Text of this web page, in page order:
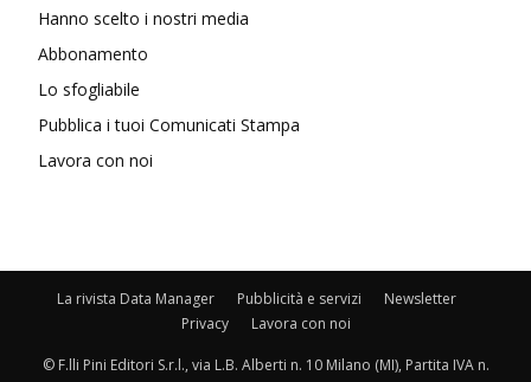
Hanno scelto i nostri media
Abbonamento
Lo sfogliabile
Pubblica i tuoi Comunicati Stampa
Lavora con noi
La rivista Data Manager Pubblicità e servizi
Newsletter
Privacy
Lavora con noi
© F.lli Pini Editori S.r.l., via L.B. Alberti n. 10 Milano (MI), Partita IVA n.